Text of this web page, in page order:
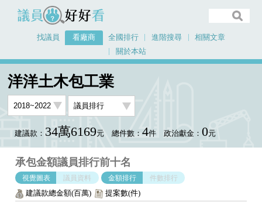
議員好好看
找議員 看廠商 全國排行 進階搜尋
相關文章
關於本站
洋洋土木包工業
建議款： 34萬6169元 總件數： 4件 政治獻金： 0元
承包金額議員排行前十名
視覺圖表 議員資料 金額排行 件數排行
建議款總金額(百萬) 提案數(件)